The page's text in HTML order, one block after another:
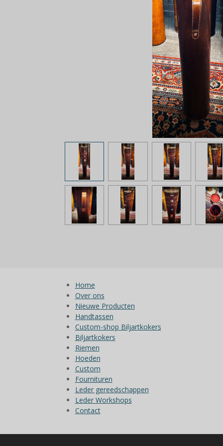
Home
Over ons
Nieuwe Producten
Handtassen
Custom-shop Biljartkokers
Biljartkokers
Riemen
Hoeden
Custom
Fournituren
Leder gereedschappen
Leder Workshops
Contact